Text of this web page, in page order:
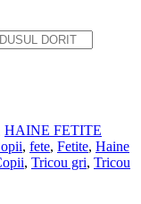
HAINE FETITE
, fete, Fetite, Haine
, Tricou gri, Tricou